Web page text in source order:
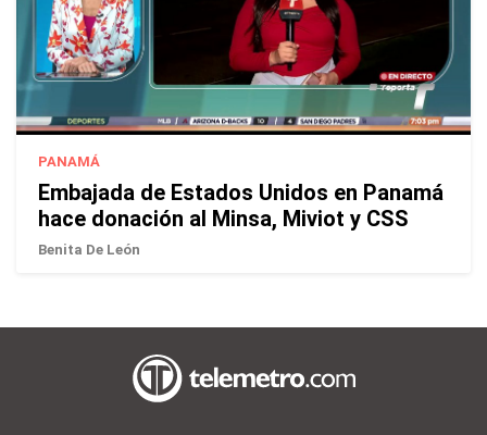
PANAMÁ
Embajada de Estados Unidos en Panamá
hace donación al Minsa, Miviot y CSS
Benita De León